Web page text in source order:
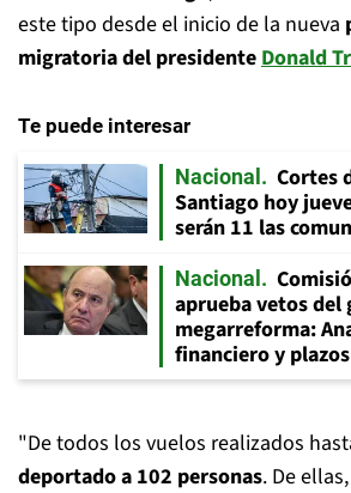
este tipo desde el inicio de la nueva
migratoria del presidenteDonald
Te puede interesar
Nacional
Cortes
Santiago hoy
serán 11 las
Nacional
aprueba vetos del
megarreforma:
financiero y
"De todos los vuelos realizados
deportado a 102 personas. De ellas,